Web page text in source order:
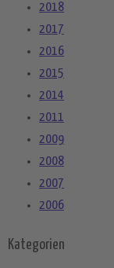
2018
2017
2016
2015
2014
2011
2009
2008
2007
2006
Kategorien